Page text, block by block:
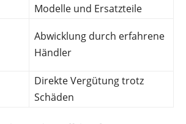
Modelle und Ersatzteile
Abwicklung durch erfahrene
Händler
Direkte Vergütung trotz
Schäden